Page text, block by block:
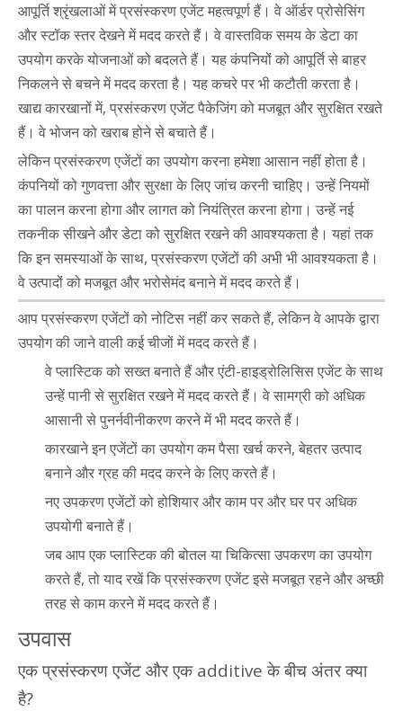
आपूर्ति श्रृंखलाओं में प्रसंस्करण एजेंट महत्वपूर्ण हैं। वे ऑर्डर प्रोसेसिंग
और स्टॉक स्तर देखने में मदद करते हैं। वे वास्तविक समय के डेटा का
उपयोग करके योजनाओं को बदलते हैं। यह कंपनियों को आपूर्ति से बाहर
निकलने से बचने में मदद करता है। यह कचरे पर भी कटौती करता है।
खाद्य कारखानों में, प्रसंस्करण एजेंट पैकेजिंग को मजबूत और सुरक्षित रखते
हैं। वे भोजन को खराब होने से बचाते हैं।
लेकिन प्रसंस्करण एजेंटों का उपयोग करना हमेशा आसान नहीं होता है।
कंपनियों को गुणवत्ता और सुरक्षा के लिए जांच करनी चाहिए। उन्हें नियमों
का पालन करना होगा और लागत को नियंत्रित करना होगा। उन्हें नई
तकनीक सीखने और डेटा को सुरक्षित रखने की आवश्यकता है। यहां तक ​​
कि इन समस्याओं के साथ, प्रसंस्करण एजेंटों की अभी भी आवश्यकता है।
वे उत्पादों को मजबूत और भरोसेमंद बनाने में मदद करते हैं।
आप प्रसंस्करण एजेंटों को नोटिस नहीं कर सकते हैं, लेकिन वे आपके द्वारा
उपयोग की जाने वाली कई चीजों में मदद करते हैं।
वे प्लास्टिक को सख्त बनाते हैं और एंटी-हाइड्रोलिसिस एजेंट के साथ
उन्हें पानी से सुरक्षित रखने में मदद करते हैं। वे सामग्री को अधिक
आसानी से पुनर्नवीनीकरण करने में भी मदद करते हैं।
कारखाने इन एजेंटों का उपयोग कम पैसा खर्च करने, बेहतर उत्पाद
बनाने और ग्रह की मदद करने के लिए करते हैं।
नए उपकरण एजेंटों को होशियार और काम पर और घर पर अधिक
उपयोगी बनाते हैं।
जब आप एक प्लास्टिक की बोतल या चिकित्सा उपकरण का उपयोग
करते हैं, तो याद रखें कि प्रसंस्करण एजेंट इसे मजबूत रहने और अच्छी
तरह से काम करने में मदद करते हैं।
उपवास
एक प्रसंस्करण एजेंट और एक additive के बीच अंतर क्या
है?